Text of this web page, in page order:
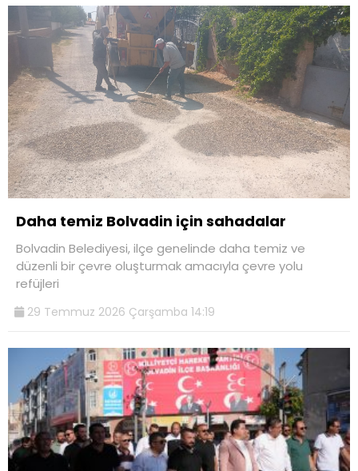
Daha temiz Bolvadin için sahadalar
Bolvadin Belediyesi, ilçe genelinde daha temiz ve
düzenli bir çevre oluşturmak amacıyla çevre yolu
refüjleri
29 Temmuz 2026 Çarşamba 14:19